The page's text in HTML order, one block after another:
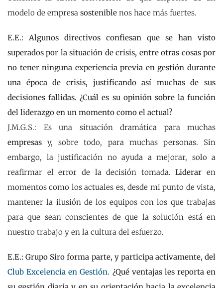
modelo de empresa sostenible nos hace más fuertes.
E.E.: Algunos directivos confiesan que se han visto
superados por la situación de crisis, entre otras cosas por
no tener ninguna experiencia previa en gestión durante
una época de crisis, justificando así muchas de sus
decisiones fallidas. ¿Cuál es su opinión sobre la función
del liderazgo en un momento como el actual?
J.M.G.S.: Es una situación dramática para muchas
empresas y, sobre todo, para muchas personas. Sin
embargo, la justificación no ayuda a mejorar, solo a
reafirmar el error de la decisión tomada.Liderar en
momentos como los actuales es, desde mi punto de vista,
mantener la ilusión de los equipos con los que trabajas
para que sean conscientes de que la solución está en
nuestro trabajo y en la cultura del esfuerzo.
E.E.: Grupo Siro forma parte, y participa activamente, del
Club Excelencia en Gestión. ¿Qué ventajas les reporta en